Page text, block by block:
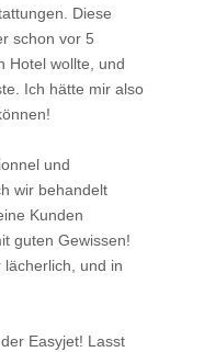
Diese
schon vor 5
Hotel wollte, und
Ich hätte mir also
und
wir behandelt
Kunden
guten Gewissen!
und in
Easyjet! Lasst